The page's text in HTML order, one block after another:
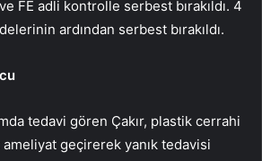
FE adli kontrolle serbest bırakıldı. 4
ardından serbest bırakıldı.
tedavi gören Çakır, plastik cerrahi
geçirerek yanık tedavisi